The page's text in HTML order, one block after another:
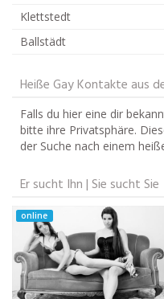
Klettstedt
Ballstädt
Heiße Gay Kontakte aus
Falls du hier eine dir
bitte ihre Privatsphäre.
der Suche nach einem
Er sucht Ihn | Sie sucht Sie
online